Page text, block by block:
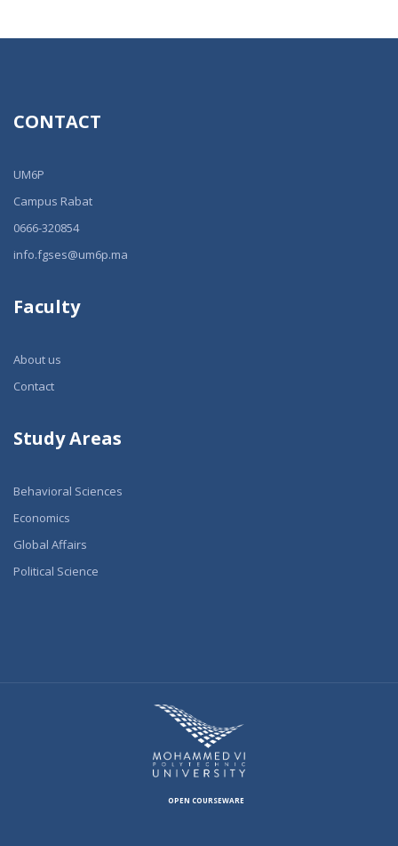
CONTACT
UM6P
Campus Rabat
0666-320854
info.fgses@um6p.ma
Faculty
About us
Contact
Study Areas
Behavioral Sciences
Economics
Global Affairs
Political Science
OPEN COURSEWARE